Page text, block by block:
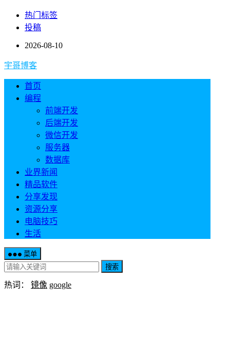
热门标签
投稿
2026-08-10
宇哥博客
首页
编程
前端开发
后端开发
微信开发
服务器
数据库
业界新闻
精品软件
分享发现
资源分享
电脑技巧
生活
菜单
搜索
热词： 镜像 google